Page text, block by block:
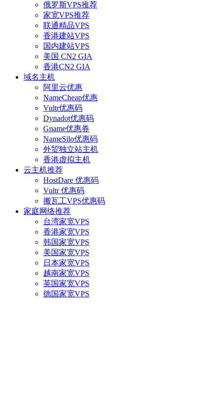
俄罗斯VPS推荐
家宽VPS推荐
联通精品VPS
香港建站VPS
国内建站VPS
美国 CN2 GIA
香港CN2 GIA
域名主机
阿里云优惠
NameCheap优惠
Vultr优惠码
Dynadot优惠码
Gname优惠券
NameSilo优惠码
外贸独立站主机
香港虚拟主机
云主机推荐
HostDare 优惠码
Vultr 优惠码
搬瓦工VPS优惠码
家庭网络推荐
台湾家宽VPS
香港家宽VPS
韩国家宽VPS
美国家宽VPS
日本家宽VPS
越南家宽VPS
英国家宽VPS
德国家宽VPS